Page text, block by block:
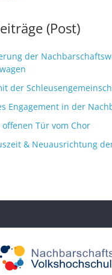
(Post)
der
der
Engagement in der
Tür vom Chor
& Neuausrichtung